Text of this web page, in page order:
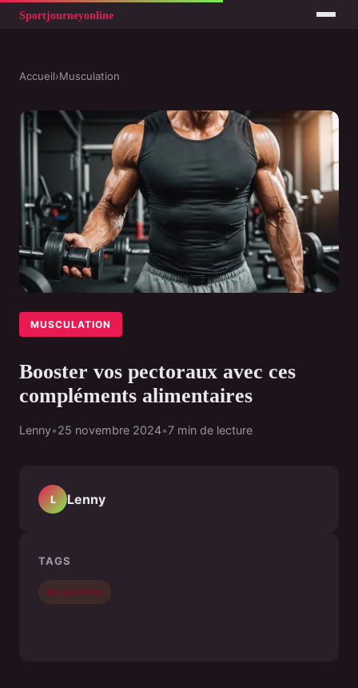
Accueil›Musculation
MUSCULATION
Booster vos pectoraux avec ces
compléments alimentaires
Lenny•25 novembre 2024•7 min de lecture
L Lenny
TAGS
Musculation